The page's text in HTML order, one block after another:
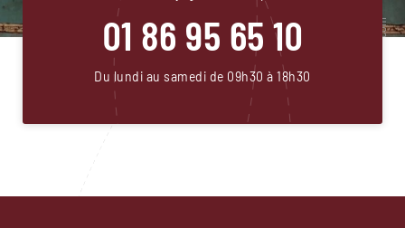
01 86 95 65 10
Du lundi au samedi de 09h30 à 18h30